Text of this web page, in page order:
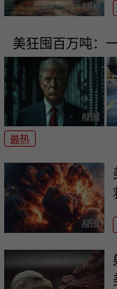
美狂囤百万吨：
最热